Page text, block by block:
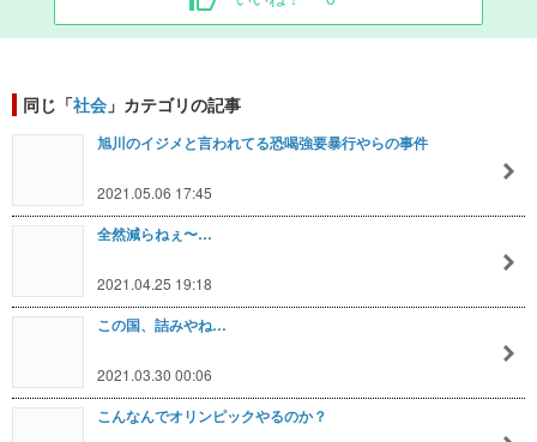
同じ「社会 」カテゴリの記事
旭川のイジメと言われてる恐喝強要暴行やらの事件
2021.05.06 17:45
全然減らねぇ〜…
2021.04.25 19:18
この国、詰みやね…
2021.03.30 00:06
こんなんでオリンピックやるのか？